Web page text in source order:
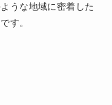
うな地域に密着した
す。